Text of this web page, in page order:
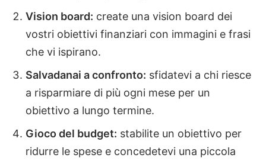
Vision board: create una vision board dei
vostri obiettivi finanziari con immagini e frasi
che vi ispirano.
Salvadanai a confronto: sfidatevi a chi riesce
a risparmiare di più ogni mese per un
obiettivo a lungo termine.
Gioco del budget: stabilite un obiettivo per
ridurre le spese e concedetevi una piccola